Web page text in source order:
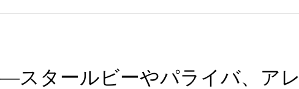
スタールビーやパライバ、アレ